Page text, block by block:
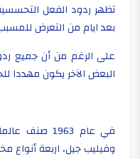
تظهر ردود الفعل
بعد ايام من التعرض
على الرغم من أن جميع
البعض الآخر يكون مهددا
في عام 1963
وفيليب جيل، اربعة